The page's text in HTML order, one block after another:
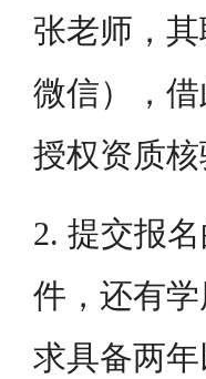
张老师，其
微信），
授权资质核
2. 提交报
件，还有
求具备两